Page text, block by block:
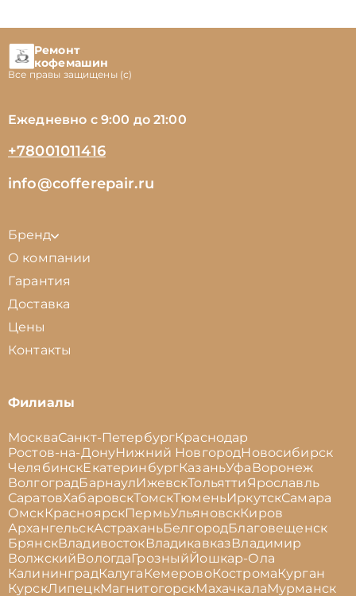
Ремонт
кофемашин
Все правы защищены (с)
Ежедневно с 9:00 до 21:00
+78001011416
info@cofferepair.ru
Бренд
О компании
Гарантия
Доставка
Цены
Контакты
Филиалы
МоскваСанкт-ПетербургКраснодар
Ростов-на-ДонуНижний НовгородНовосибирск
ЧелябинскЕкатеринбургКазаньУфа Воронеж
ВолгоградБарнаулИжевскТольяттиЯрославль
СаратовХабаровскТомскТюменьИркутскСамара
ОмскКрасноярскПермьУльяновскКиров
АрхангельскАстраханьБелгородБлаговещенск
БрянскВладивостокВладикавказВладимир
ВолжскийВологдаГрозныйЙошкар-Ола
КалининградКалуга КемеровоКостромаКурган
КурскЛипецкМагнитогорскМахачкалаМурманск